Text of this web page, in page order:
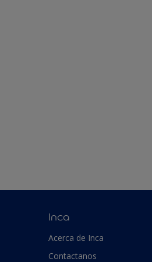
Inca
Acerca de Inca
Contactanos